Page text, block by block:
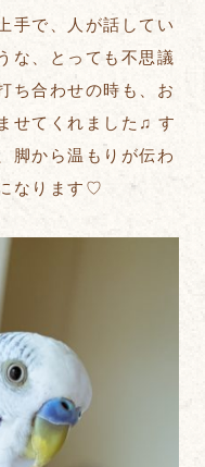
手で、人が話してい
な、とっても不思議
ち合わせの時も、お
せてくれました♫ す
脚から温もりが伝わ
なります♡